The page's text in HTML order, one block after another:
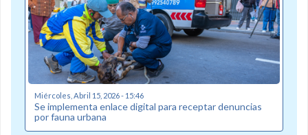
Miércoles, Abril 15, 2026 - 15:46
Se implementa enlace digital para receptar denuncias
por fauna urbana